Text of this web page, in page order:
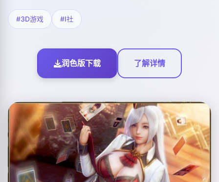
#3D游戏 #I社
润色版下载 了解详情